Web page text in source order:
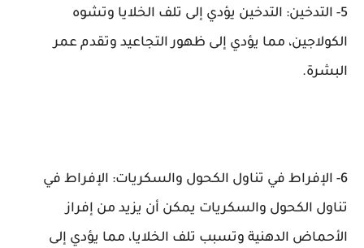
5- التدخين: التدخين يؤدي إلى تلف الخلايا وتشوه
الكولاجين، مما يؤدي إلى ظهور التجاعيد وتقدم عمر
البشرة.
6- الإفراط في تناول الكحول والسكريات: الإفراط في
تناول الكحول والسكريات يمكن أن يزيد من إفراز
الأحماض الدهنية وتسبب تلف الخلايا، مما يؤدي إلى